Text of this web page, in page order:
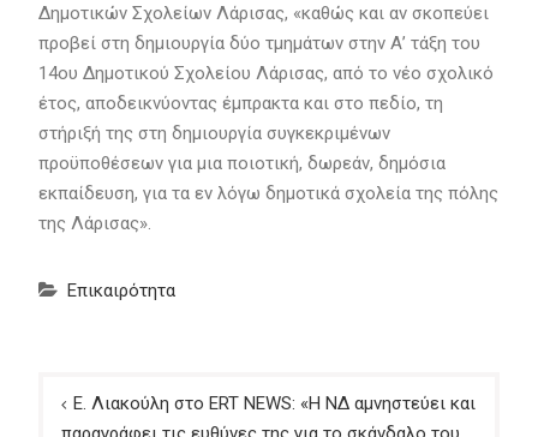
Δημοτικών Σχολείων Λάρισας, «καθώς και αν σκοπεύει
προβεί στη δημιουργία δύο τμημάτων στην Α’ τάξη του
14ου Δημοτικού Σχολείου Λάρισας, από το νέο σχολικό
έτος, αποδεικνύοντας έμπρακτα και στο πεδίο, τη
στήριξή της στη δημιουργία συγκεκριμένων
προϋποθέσεων για μια ποιοτική, δωρεάν, δημόσια
εκπαίδευση, για τα εν λόγω δημοτικά σχολεία της πόλης
της Λάρισας».
Επικαιρότητα
Πλοήγηση
άρθρων
Ε. Λιακούλη στο ERT NEWS: «H ΝΔ αμνηστεύει και